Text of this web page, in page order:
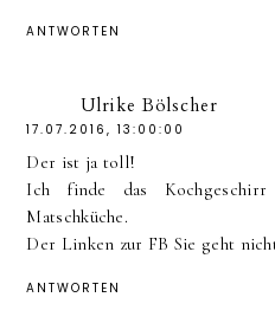
ANTWORTEN
Ulrike Bölscher
17.07.2016, 13:00:00
Der ist ja toll!
Ich finde das
Matschküche.
Der Linken zur FB Sie geht
ANTWORTEN